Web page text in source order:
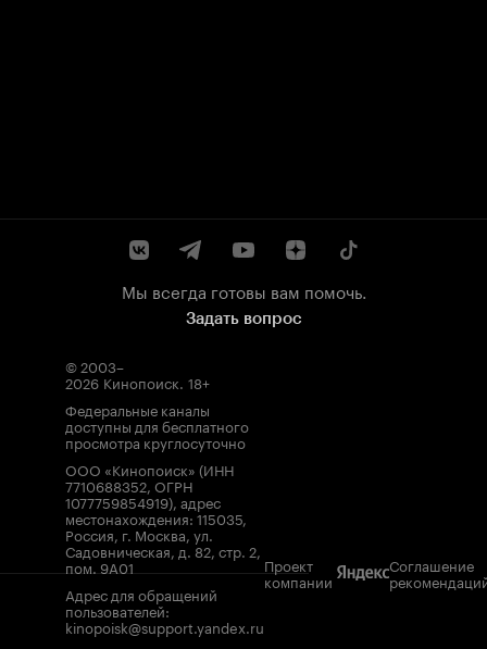
Мы всегда готовы вам помочь.
Задать вопрос
© 2003–
2026 Кинопоиск. 18+
Федеральные каналы
доступны для бесплатного
просмотра круглосуточно
ООО «Кинопоиск» (ИНН
7710688352, ОГРН
1077759854919), адрес
местонахождения: 115035,
Россия, г. Москва, ул.
Садовническая, д. 82, стр. 2,
пом. 9А01
Адрес для обращений
пользователей:
kinopoisk@support.yandex.ru
Проект
компании
Соглашение